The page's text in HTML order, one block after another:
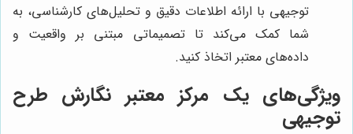
توجیهی با ارائه اطلاعات دقیق و تحلیل‌های کارشناسی، به
شما کمک می‌کند تا تصمیماتی مبتنی بر واقعیت و
داده‌های معتبر اتخاذ کنید.
ویژگی‌های یک مرکز معتبر نگارش طرح
توجیهی